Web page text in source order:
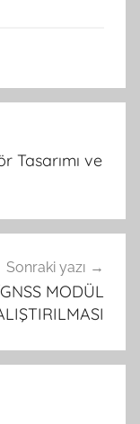
Tasarımı ve
Sonraki yazı
MODÜL